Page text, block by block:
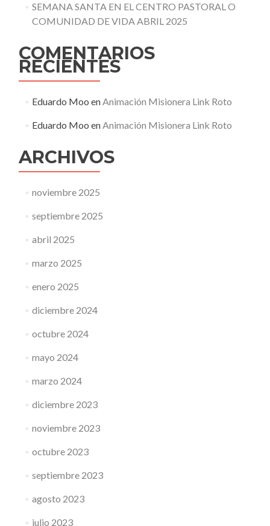
SEMANA SANTA EN EL CENTRO PASTORAL O
COMUNIDAD DE VIDA ABRIL 2025
COMENTARIOS
RECIENTES
Eduardo Moo enAnimación Misionera Link Roto
Eduardo Moo enAnimación Misionera Link Roto
ARCHIVOS
noviembre 2025
septiembre 2025
abril 2025
marzo 2025
enero 2025
diciembre 2024
octubre 2024
mayo 2024
marzo 2024
diciembre 2023
noviembre 2023
octubre 2023
septiembre 2023
agosto 2023
julio 2023